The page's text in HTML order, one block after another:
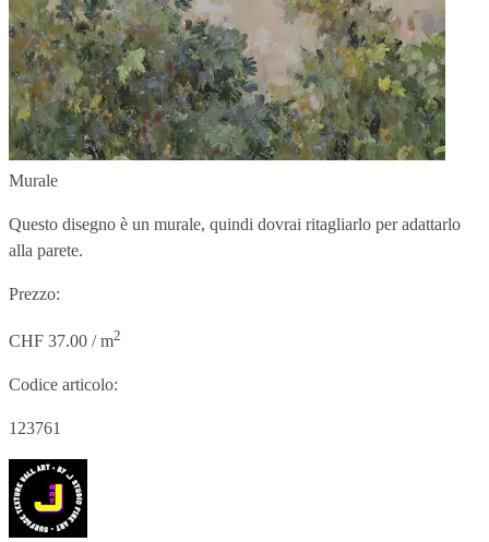
Murale
Questo disegno è un murale, quindi dovrai ritagliarlo per adattarlo
alla parete.
Prezzo:
CHF 37.00 / m2
Codice articolo:
123761